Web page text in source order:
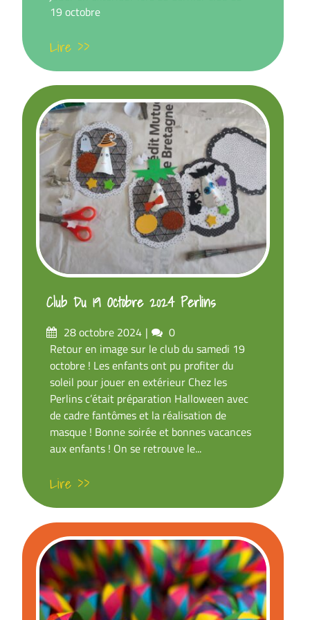
19 octobre
Lire >>
Club Du 19 Octobre 2024 Perlins
Posté
sur
28 octobre 2024 commentaires
0
Retour en image sur le club du samedi 19
octobre ! Les enfants ont pu profiter du
soleil pour jouer en extérieur Chez les
Perlins c’était préparation Halloween avec
de cadre fantômes et la réalisation de
masque ! Bonne soirée et bonnes vacances
aux enfants ! On se retrouve le...
Lire >>